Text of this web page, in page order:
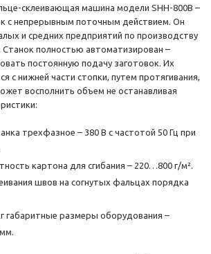
склеивающая машина модели SHH-800B –
с непрерывным поточным действием. Он
и средних предприятий по производству
полностью автоматизирован –
постоянную подачу заготовок. Их
с нижней части стопки, путем протягивания,
восполнить объем не останавливая
трехфазное – 380 В с частотой 50 Гц при
картона для сгибания – 220…800 г/м².
швов на согнутых фальцах порядка
габаритные размеры оборудования –